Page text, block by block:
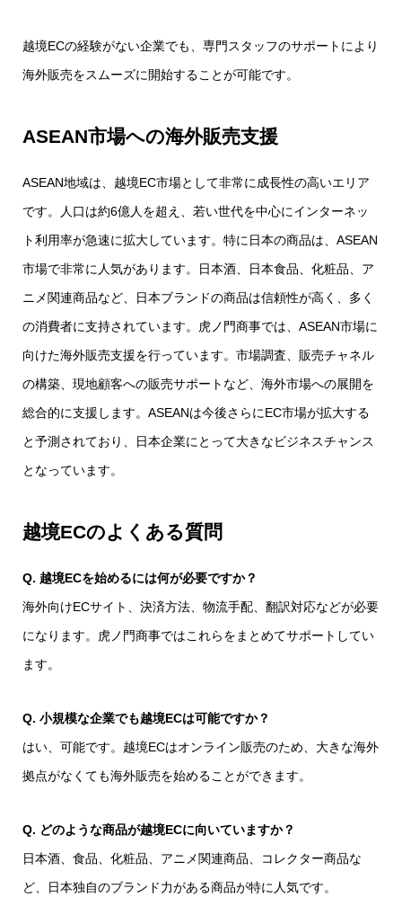
越境ECの経験がない企業でも、専門スタッフのサポートにより
海外販売をスムーズに開始することが可能です。
ASEAN市場への海外販売支援
ASEAN地域は、越境EC市場として非常に成長性の高いエリア
です。人口は約6億人を超え、若い世代を中心にインターネッ
ト利用率が急速に拡大しています。特に日本の商品は、ASEAN
市場で非常に人気があります。日本酒、日本食品、化粧品、ア
ニメ関連商品など、日本ブランドの商品は信頼性が高く、多く
の消費者に支持されています。虎ノ門商事では、ASEAN市場に
向けた海外販売支援を行っています。市場調査、販売チャネル
の構築、現地顧客への販売サポートなど、海外市場への展開を
総合的に支援します。ASEANは今後さらにEC市場が拡大する
と予測されており、日本企業にとって大きなビジネスチャンス
となっています。
越境ECのよくある質問
Q. 越境ECを始めるには何が必要ですか？
海外向けECサイト、決済方法、物流手配、翻訳対応などが必要
になります。虎ノ門商事ではこれらをまとめてサポートしてい
ます。
Q. 小規模な企業でも越境ECは可能ですか？
はい、可能です。越境ECはオンライン販売のため、大きな海外
拠点がなくても海外販売を始めることができます。
Q. どのような商品が越境ECに向いていますか？
日本酒、食品、化粧品、アニメ関連商品、コレクター商品な
ど、日本独自のブランド力がある商品が特に人気です。